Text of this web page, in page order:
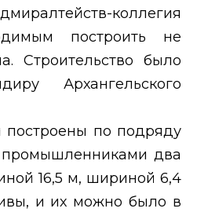
коллегия
построить не
Строительство было
Архангельского
построены по подряду
промышленниками два
16,5 м, шириной 6,4
и их можно было в